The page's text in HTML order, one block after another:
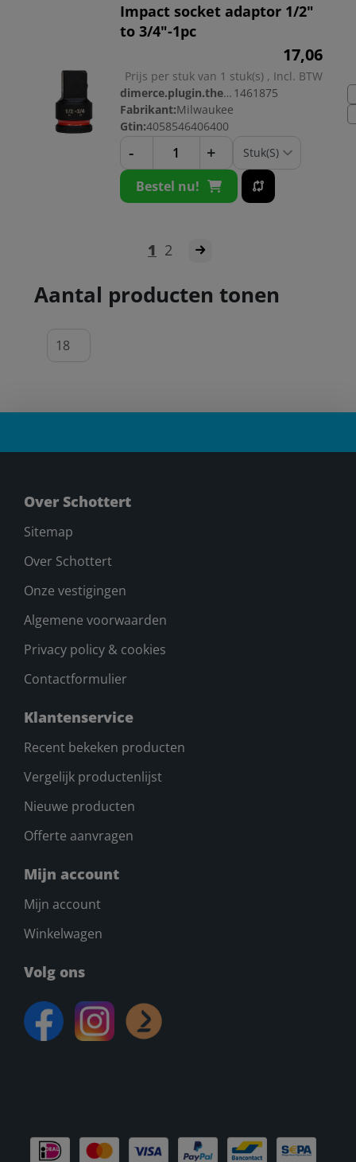
Impact socket adaptor 1/2"
to 3/4"-1pc
17,06
Prijs per stuk van 1 stuk(s) , Incl. BTW
dimerce.plugin.theme.productnr: 1461875
Fabrikant:Milwaukee
Gtin:4058546406400
- +
Bestel nu!
1 2
Aantal producten tonen
Over Schottert
Sitemap
Over Schottert
Onze vestigingen
Algemene voorwaarden
Privacy policy & cookies
Contactformulier
Klantenservice
Recent bekeken producten
Vergelijk productenlijst
Nieuwe producten
Offerte aanvragen
Mijn account
Mijn account
Winkelwagen
Volg ons